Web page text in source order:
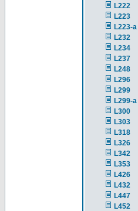
L222
L223
L223-a
L232
L234
L237
L248
L296
L299
L299-a
L300
L303
L318
L326
L342
L353
L426
L432
L447
L452